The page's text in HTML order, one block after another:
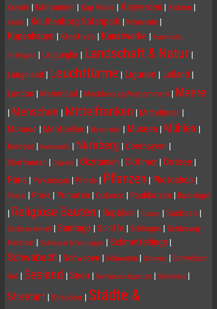
Kamele | Kampanien | Kap Verde | Kapverden | Katzen |
Kinder | Knuthenborg Safaripark | Kolonnade |
Kopenhagen | Kreatives | Kunstwerke | Künstliche
Intelliganz | Laigueglia | Landschaft & Natur |
Langeland | Leuchttürme | Ligurien | Lolland |
London | Marienbad | Mecklenburg-Vorpommern | Meere
| Menschen | Mittelfranken | Mittelmeer |
Monaco | Montpellier | Motorräder | Museen | Mühlen |
Nordsee | Normandie | Nürnberg | Oberbayern |
Oberfranken | Objekte | Okzitanien | Oldtimer | Ostsee |
Paris | Parkanlagen | Pferde | Pflanzen | Photoshop |
Polizei | Praia | Primaten | Quiberon | Raubkatzen | Raubvögel
| Religiöse Bauten | Reptilien | Ruinen | Sachsen |
Sachsen-Anhalt | Santiago | Schiffe | Schlangen | Schleswig-
Holstein | Schlösser & Festungen | Schmetterlinge |
Schwabach | Schwaben | Schweden | Schweiz | Schwäbisch
Hall | Seeland | Seen | Sehenswürdigkeiten | Steinkreis |
Streetart | Sträucher | Städte &